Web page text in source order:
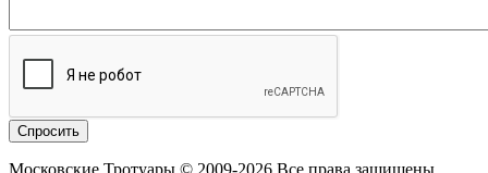
Московские Тротуары © 2009-2026 Все права защищены